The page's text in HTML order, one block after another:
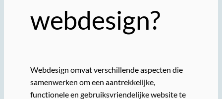
webdesign?
Webdesign omvat verschillende aspecten die
samenwerken om een aantrekkelijke,
functionele en gebruiksvriendelijke website te